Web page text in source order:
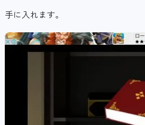
手に入れます。